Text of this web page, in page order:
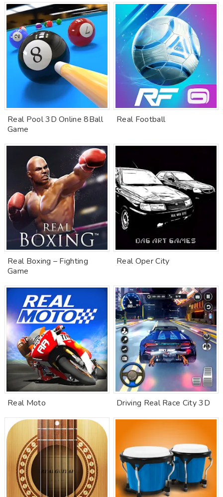
Real Pool 3D Online 8Ball
Game
Real Football
Real Boxing – Fighting
Game
Real Oper City
Real Moto Driving Real Race City 3D